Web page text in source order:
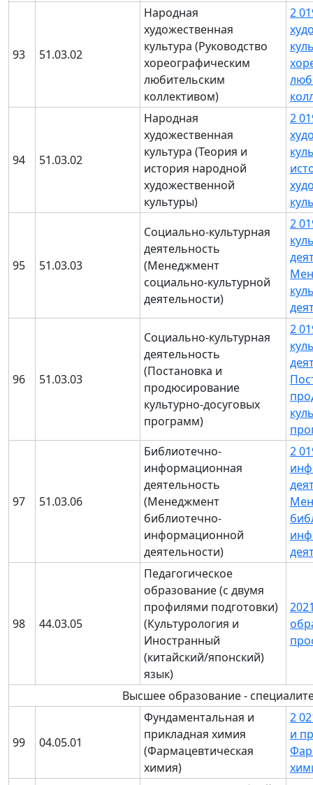
93 51.03.02
Народная
художественная
культура (Руководство
хореографическим
любительским
коллективом)
2
94 51.03.02
Народная
художественная
культура (Теория и
история народной
художественной
культуры)
2
95 51.03.03
Социально-культурная
деятельность
(Менеджмент
социально-культурной
деятельности)
2
96 51.03.03
Социально-культурная
деятельность
(Постановка и
продюсирование
культурно-досуговых
программ)
2
97 51.03.06
Библиотечно-
информационная
деятельность
(Менеджмент
библиотечно-
информационной
деятельности)
2
98 44.03.05
Педагогическое
образование (с двумя
профилями подготовки)
(Культурология и
Иностранный
(китайский/японский)
язык)
Высшее образование -
99 04.05.01
Фундаментальная и
прикладная химия
(Фармацевтическая
химия)
2
и